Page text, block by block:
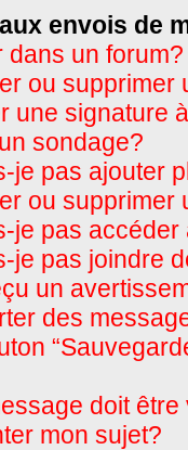
envois de
dans un forum?
ou supprimer
une signature
sondage?
je pas ajouter
ou supprimer
je pas accéder
je pas joindre
un
des
doit être
mon sujet?